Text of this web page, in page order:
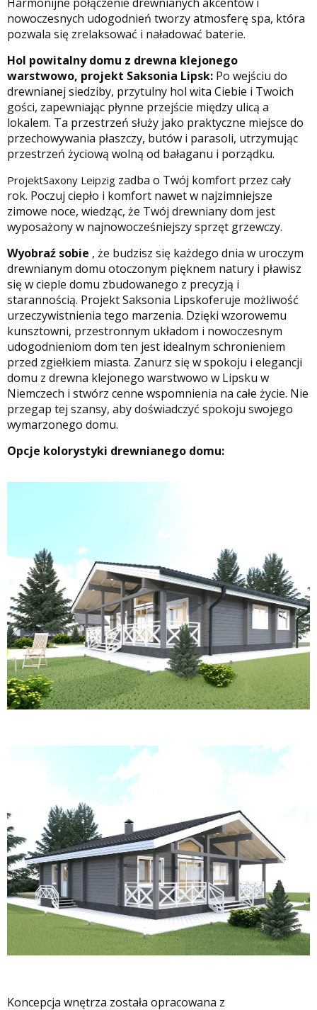
nowoczesnych udogodnień tworzy atmosferę spa, która
pozwala się zrelaksować i naładować baterie.
Hol powitalny domu z drewna klejonego
warstwowo, projekt Saksonia Lipsk: Po wejściu do
drewnianej siedziby, przytulny hol wita Ciebie i Twoich
gości, zapewniając płynne przejście między ulicą a
lokalem. Ta przestrzeń służy jako praktyczne miejsce do
przechowywania płaszczy, butów i parasoli, utrzymując
przestrzeń życiową wolną od bałaganu i porządku.
ProjektSaxony Leipzig zadba o Twój komfort przez cały
rok. Poczuj ciepło i komfort nawet w najzimniejsze
zimowe noce, wiedząc, że Twój drewniany dom jest
wyposażony w najnowocześniejszy sprzęt grzewczy.
Wyobraź sobie , że budzisz się każdego dnia w uroczym
drewnianym domu otoczonym pięknem natury i pławisz
się w cieple domu zbudowanego z precyzją i
starannością. Projekt Saksonia Lipskoferuje możliwość
urzeczywistnienia tego marzenia. Dzięki wzorowemu
kunsztowni, przestronnym układom i nowoczesnym
udogodnieniom dom ten jest idealnym schronieniem
przed zgiełkiem miasta. Zanurz się w spokoju i elegancji
domu z drewna klejonego warstwowo w Lipsku w
Niemczech i stwórz cenne wspomnienia na całe życie. Nie
przegap tej szansy, aby doświadczyć spokoju swojego
wymarzonego domu.
Opcje kolorystyki drewnianego domu:
Koncepcja wnętrza została opracowana z